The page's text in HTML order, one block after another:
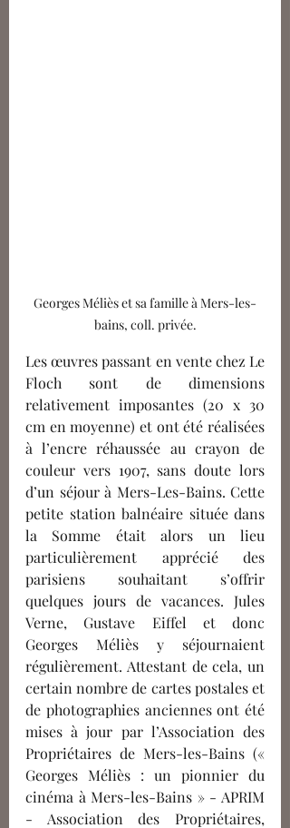
Georges Méliès et sa famille à Mers-les-
bains, coll. privée.
Les œuvres passant en vente chez Le
Floch sont de dimensions
relativement imposantes (20 x 30
cm en moyenne) et ont été réalisées
à l’encre réhaussée au crayon de
couleur vers 1907, sans doute lors
d’un séjour à Mers-Les-Bains. Cette
petite station balnéaire située dans
la Somme était alors un lieu
particulièrement apprécié des
parisiens souhaitant s’offrir
quelques jours de vacances. Jules
Verne, Gustave Eiffel et donc
Georges Méliès y séjournaient
régulièrement. Attestant de cela, un
certain nombre de cartes postales et
de photographies anciennes ont été
mises à jour par l’Association des
Propriétaires de Mers-les-Bains («
Georges Méliès : un pionnier du
cinéma à Mers-les-Bains » - APRIM
- Association des Propriétaires,